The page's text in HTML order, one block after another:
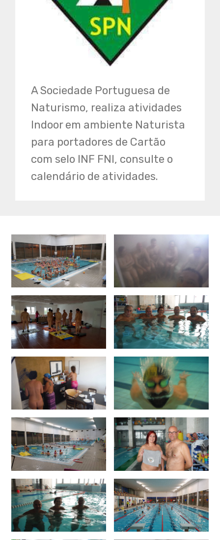
A Sociedade Portuguesa de
Naturismo, realiza atividades
Indoor em ambiente Naturista
para portadores de Cartão
com selo INF FNI, consulte o
calendário de atividades.